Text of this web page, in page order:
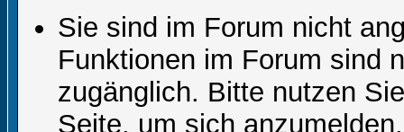
Sie sind im Forum nicht
Funktionen im Forum sind
zugänglich. Bitte nutzen
Seite, um sich